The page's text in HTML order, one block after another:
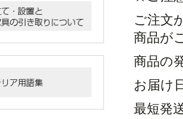
ご注文
商品が
商品の
お届け
最短発